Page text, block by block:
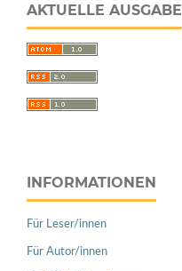
AKTUELLE AUSGABE
INFORMATIONEN
Für Leser/innen
Für Autor/innen